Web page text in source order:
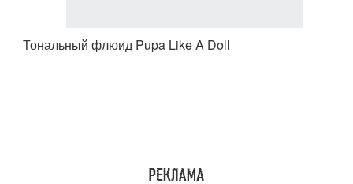
Тональный флюид Pupa Like A Doll